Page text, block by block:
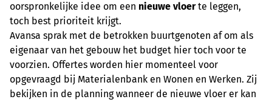
oorspronkelijke idee om een nieuwe vloerte leggen,
toch best prioriteit krijgt.
Avansa sprak met de betrokken buurtgenoten af om als
eigenaar van het gebouw het budget hier toch voor te
voorzien. Offertes worden hier momenteel voor
opgevraagd bij Materialenbank en Wonen en Werken. Zij
bekijken in de planning wanneer de nieuwe vloer er kan